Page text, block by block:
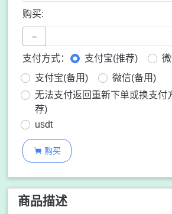
购买:
−
支付方式： 支付宝(推荐)
支付宝(备用)
微信(备用)
无法支付返回重新下单或换支付
荐)
usdt
 购买
商品描述